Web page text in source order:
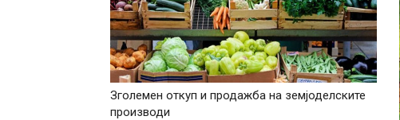
Зголемен откуп и продажба на земјоделските
производи